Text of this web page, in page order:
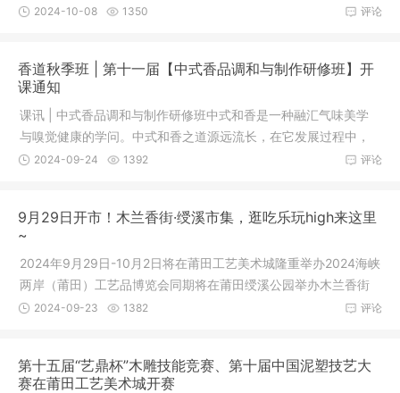
史发展中留
评论
2024-10-08 1350
香道秋季班 | 第十一届【中式香品调和与制作研修班】开
课通知
课讯 | 中式香品调和与制作研修班中式和香是一种融汇气味美学
与嗅觉健康的学问。中式和香之道源远流长，在它发展过程中，
汲取了
评论
2024-09-24 1392
9月29日开市！木兰香街·绶溪市集，逛吃乐玩high来这里
~
2024年9月29日-10月2日将在莆田工艺美术城隆重举办2024海峡
两岸（莆田）工艺品博览会同期将在莆田绶溪公园举办木兰香街
绶溪市集
评论
2024-09-23 1382
第十五届“艺鼎杯”木雕技能竞赛、第十届中国泥塑技艺大
赛在莆田工艺美术城开赛